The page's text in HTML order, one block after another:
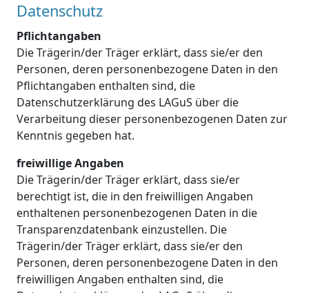
Datenschutz
Pflichtangaben
Die Trägerin/der Träger erklärt, dass sie/er den
Personen, deren personenbezogene Daten in den
Pflichtangaben enthalten sind, die
Datenschutzerklärung des LAGuS über die
Verarbeitung dieser personenbezogenen Daten zur
Kenntnis gegeben hat.
freiwillige Angaben
Die Trägerin/der Träger erklärt, dass sie/er
berechtigt ist, die in den freiwilligen Angaben
enthaltenen personenbezogenen Daten in die
Transparenzdatenbank einzustellen. Die
Trägerin/der Träger erklärt, dass sie/er den
Personen, deren personenbezogene Daten in den
freiwilligen Angaben enthalten sind, die